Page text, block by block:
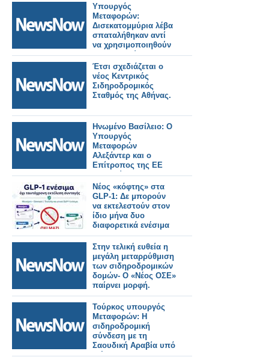
Υπουργός
Μεταφορών:
Δισεκατομμύρια λέβα
σπαταλήθηκαν αντί
να χρησιμοποιηθούν
για μεταρρύθμιση των
σιδηροδρόμων.
Έτσι σχεδιάζεται ο
νέος Κεντρικός
Σιδηροδρομικός
Σταθμός της Αθήνας.
Ηνωμένο Βασίλειο: Ο
Υπουργός
Μεταφορών
Αλεξάντερ και ο
Επίτροπος της ΕΕ
Τζιτζικώστας, θα
διασφαλίσουν την
ομαλή λειτουργία των
συνοριακών ελέγχων
μέσω του EES.
Νέος «κόφτης» στα
GLP-1: Δε μπορούν
να εκτελεστούν στον
ίδιο μήνα δυο
διαφορετικά ενέσιμα
Στην τελική ευθεία η
μεγάλη μεταρρύθμιση
των σιδηροδρoμικών
δομών- Ο «Νέος ΟΣΕ»
παίρνει μορφή.
Τούρκος υπουργός
Μεταφορών: Η
σιδηροδρομική
σύνδεση με τη
Σαουδική Αραβία υπό
εξέταση.